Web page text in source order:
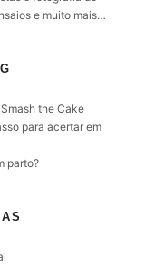
e muito mais…
the Cake
para acertar em
parto?